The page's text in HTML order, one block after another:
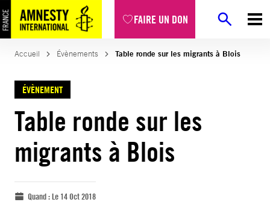
FAIRE UN DON
Accueil Évènements Table ronde sur les migrants à Blois
ÉVÈNEMENT
Table ronde sur les
migrants à Blois
Quand :Le 14 Oct 2018